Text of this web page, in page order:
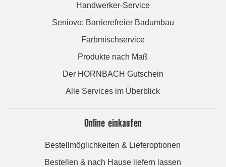
Handwerker-Service
Seniovo: Barrierefreier Badumbau
Farbmischservice
Produkte nach Maß
Der HORNBACH Gutschein
Alle Services im Überblick
Online einkaufen
Bestellmöglichkeiten & Lieferoptionen
Bestellen & nach Hause liefern lassen